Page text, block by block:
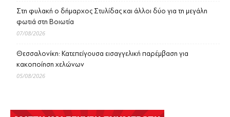
Στη φυλακή ο δήμαρχος Στυλίδας και άλλοι δύο για τη μεγάλη
φωτιά στη Βοιωτία
07/08/2026
Θεσσαλονίκη: Κατεπείγουσα εισαγγελική παρέμβαση για
κακοποίηση χελώνων
05/08/2026